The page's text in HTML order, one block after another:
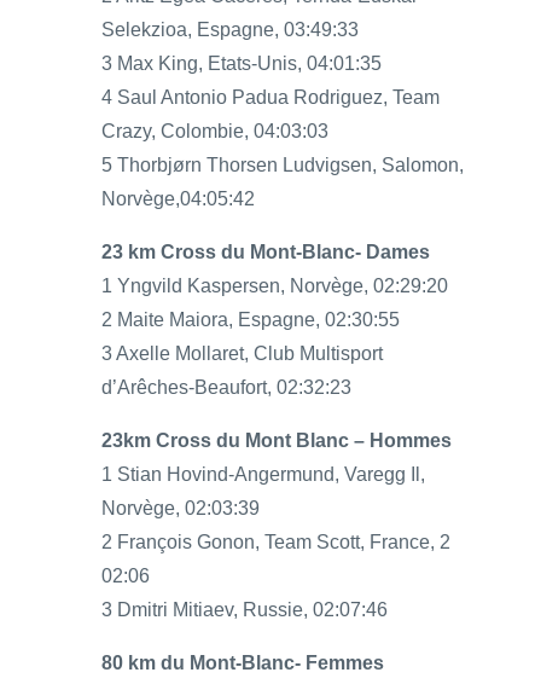
Selekzioa, Espagne, 03:49:33
3 Max King, Etats-Unis, 04:01:35
4 Saul Antonio Padua Rodriguez, Team
Crazy, Colombie, 04:03:03
5 Thorbjørn Thorsen Ludvigsen, Salomon,
Norvège,04:05:42
23 km Cross du Mont-Blanc- Dames
1 Yngvild Kaspersen, Norvège, 02:29:20
2 Maite Maiora, Espagne, 02:30:55
3 Axelle Mollaret, Club Multisport
d’Arêches-Beaufort, 02:32:23
23km Cross du Mont Blanc – Hommes
1 Stian Hovind-Angermund, Varegg Il,
Norvège, 02:03:39
2 François Gonon, Team Scott, France, 2
02:06
3 Dmitri Mitiaev, Russie, 02:07:46
80 km du Mont-Blanc- Femmes